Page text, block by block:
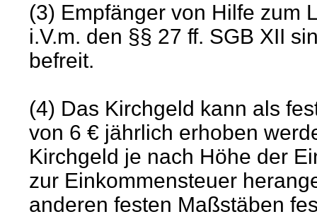
(3) Empfänger von Hilfe zum
i.V.m. den §§ 27 ff. SGB XII
befreit.
(4) Das Kirchgeld kann als
von 6 € jährlich erhoben
Kirchgeld je nach Höhe der
zur Einkommensteuer
anderen festen Maßstäben